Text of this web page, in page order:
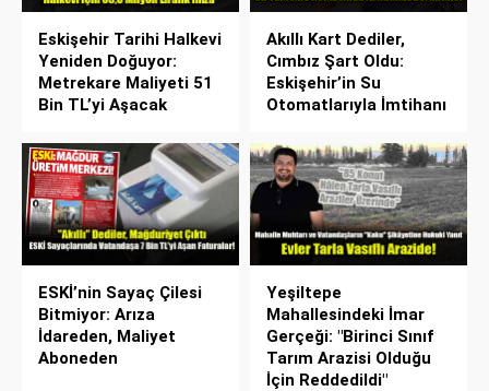
Eskişehir Tarihi Halkevi
Yeniden Doğuyor:
Metrekare Maliyeti 51
Bin TL’yi Aşacak
Akıllı Kart Dediler,
Cımbız Şart Oldu:
Eskişehir’in Su
Otomatlarıyla İmtihanı
ESKİ’nin Sayaç Çilesi
Bitmiyor: Arıza
İdareden, Maliyet
Aboneden
Yeşiltepe
Mahallesindeki İmar
Gerçeği: "Birinci Sınıf
Tarım Arazisi Olduğu
İçin Reddedildi"